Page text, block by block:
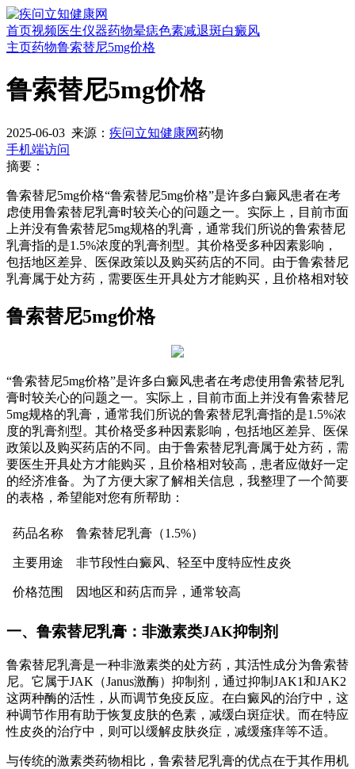
首页视频医生仪器药物晕痣色素减退斑白癜风
主页药物鲁索替尼5mg价格
鲁索替尼5mg价格
2025-06-03 来源： 疾问立知健康网药物
手机端访问
摘要：
鲁索替尼5mg价格“鲁索替尼5mg价格”是许多白癜风患者在考
虑使用鲁索替尼乳膏时较关心的问题之一。实际上，目前市面
上并没有鲁索替尼5mg规格的乳膏，通常我们所说的鲁索替尼
乳膏指的是1.5%浓度的乳膏剂型。其价格受多种因素影响，
包括地区差异、医保政策以及购买药店的不同。由于鲁索替尼
乳膏属于处方药，需要医生开具处方才能购买，且价格相对较
鲁索替尼5mg价格
“鲁索替尼5mg价格”是许多白癜风患者在考虑使用鲁索替尼乳
膏时较关心的问题之一。实际上，目前市面上并没有鲁索替尼
5mg规格的乳膏，通常我们所说的鲁索替尼乳膏指的是1.5%浓
度的乳膏剂型。其价格受多种因素影响，包括地区差异、医保
政策以及购买药店的不同。由于鲁索替尼乳膏属于处方药，需
要医生开具处方才能购买，且价格相对较高，患者应做好一定
的经济准备。为了方便大家了解相关信息，我整理了一个简要
的表格，希望能对您有所帮助：
药品名称 鲁索替尼乳膏（1.5%）
主要用途 非节段性白癜风、轻至中度特应性皮炎
价格范围 因地区和药店而异，通常较高
一、鲁索替尼乳膏：非激素类JAK抑制剂
鲁索替尼乳膏是一种非激素类的处方药，其活性成分为鲁索替
尼。它属于JAK（Janus激酶）抑制剂，通过抑制JAK1和JAK2
这两种酶的活性，从而调节免疫反应。在白癜风的治疗中，这
种调节作用有助于恢复皮肤的色素，减缓白斑症状。而在特应
性皮炎的治疗中，则可以缓解皮肤炎症，减缓瘙痒等不适。
与传统的激素类药物相比，鲁索替尼乳膏的优点在于其作用机